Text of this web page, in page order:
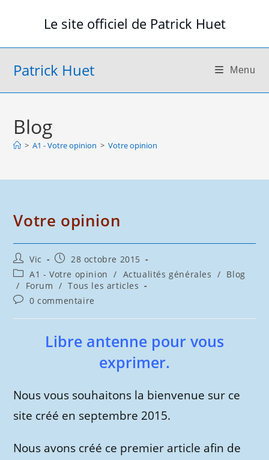
Le site officiel de Patrick Huet
Patrick Huet Menu
Blog
> A1 - Votre opinion > Votre opinion
Votre opinion
Auteur/autrice
de
la
publication :
Vic
Publication
publiée :
28 octobre 2015
Post
category:
A1 - Votre opinion / Actualités générales / Blog
/
Forum / Tous les articles
Commentaires
la
publication :
0 commentaire
Libre antenne pour vous
exprimer.
Nous vous souhaitons la bienvenue sur ce
site créé en septembre 2015.
Nous avons créé ce premier article afin de